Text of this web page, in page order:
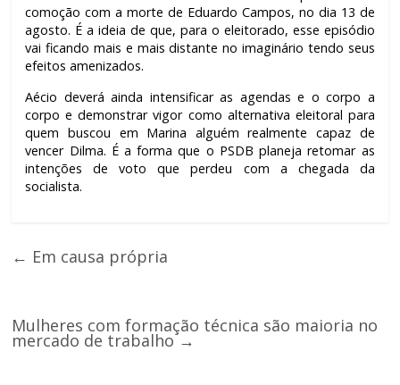
comoção com a morte de Eduardo Campos, no dia 13 de
agosto. É a ideia de que, para o eleitorado, esse episódio
vai ficando mais e mais distante no imaginário tendo seus
efeitos amenizados.
Aécio deverá ainda intensificar as agendas e o corpo a
corpo e demonstrar vigor como alternativa eleitoral para
quem buscou em Marina alguém realmente capaz de
vencer Dilma. É a forma que o PSDB planeja retomar as
intenções de voto que perdeu com a chegada da
socialista.
← Em causa própria
Mulheres com formação técnica são maioria no
mercado de trabalho→